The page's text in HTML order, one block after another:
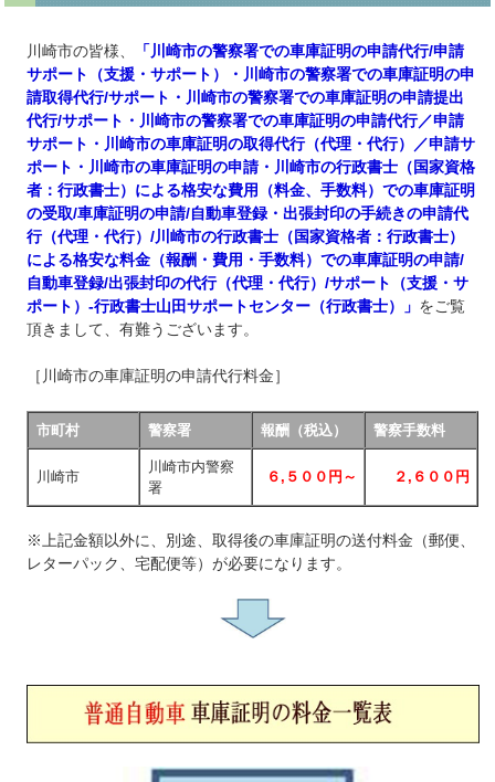
川崎市の皆様、
「川崎市の警察署での車庫証明の申請代行/申請
サポート（支援・サポート）・川崎市の警察署での車庫証明の申
請取得代行/サポート・川崎市の警察署での車庫証明の申請提出
代行/サポート・川崎市の警察署での車庫証明の申請代行／申請
サポート・川崎市の車庫証明の取得代行（代理・代行）／申請サ
ポート・川崎市の車庫証明の申請・川崎市の行政書士（国家資格
者：行政書士）による格安な費用（料金、手数料）での車庫証明
の受取/車庫証明の申請/自動車登録・出張封印の手続きの申請代
行（代理・代行）/川崎市の行政書士（国家資格者：行政書士）
による格安な料金（報酬・費用・手数料）での車庫証明の申請/
自動車登録/出張封印の代行（代理・代行）/サポート（支援・サ
ポート）‐行政書士山田サポートセンター（行政書士）」 をご覧
頂きまして、有難うございます。
［川崎市の車庫証明の申請代行料金］
市町村 警察署 報酬（税込） 警察手数料
川崎市
川崎市内警察
署
６,５００円～ ２,６００円
※上記金額以外に、別途、取得後の車庫証明の送付料金（郵便、
レターパック、宅配便等）が必要になります。